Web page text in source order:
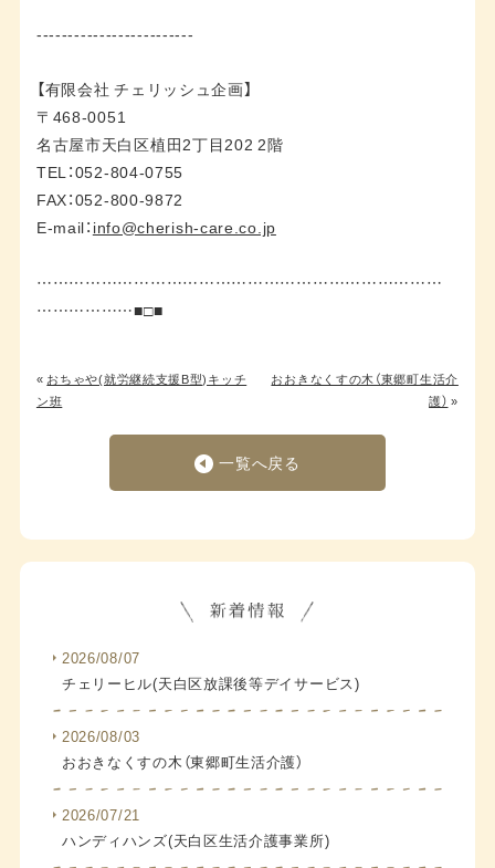
-------------------------
【有限会社 チェリッシュ企画】
〒468-0051
名古屋市天白区植田2丁目202 2階
TEL：052-804-0755
FAX：052-800-9872
E-mail： info@cherish-care.co.jp
…………………………………………………………………
………………■□■
« おちゃや(就労継続支援B型)キッチ
ン班
おおきなくすの木（東郷町生活介
護） »
一覧へ戻る
2026/08/07
チェリーヒル(天白区放課後等デイサービス)
2026/08/03
おおきなくすの木（東郷町生活介護）
2026/07/21
ハンディハンズ(天白区生活介護事業所)